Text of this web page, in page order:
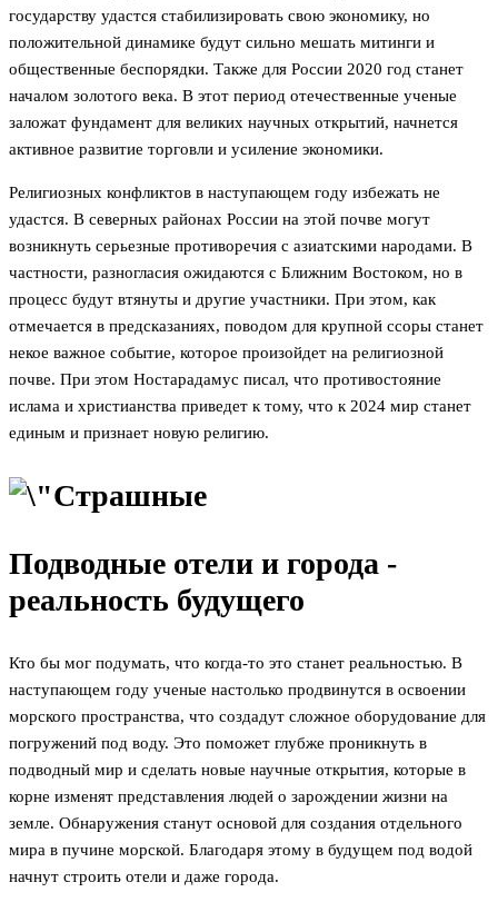
государству удастся стабилизировать свою экономику, но
положительной динамике будут сильно мешать митинги и
общественные беспорядки. Также для России 2020 год станет
началом золотого века. В этот период отечественные ученые
заложат фундамент для великих научных открытий, начнется
активное развитие торговли и усиление экономики.
Религиозных конфликтов в наступающем году избежать не
удастся. В северных районах России на этой почве могут
возникнуть серьезные противоречия с азиатскими народами. В
частности, разногласия ожидаются с Ближним Востоком, но в
процесс будут втянуты и другие участники. При этом, как
отмечается в предсказаниях, поводом для крупной ссоры станет
некое важное событие, которое произойдет на религиозной
почве. При этом Ностарадамус писал, что противостояние
ислама и христианства приведет к тому, что к 2024 мир станет
единым и признает новую религию.
Подводные отели и города -
реальность будущего
Кто бы мог подумать, что когда-то это станет реальностью. В
наступающем году ученые настолько продвинутся в освоении
морского пространства, что создадут сложное оборудование для
погружений под воду. Это поможет глубже проникнуть в
подводный мир и сделать новые научные открытия, которые в
корне изменят представления людей о зарождении жизни на
земле. Обнаружения станут основой для создания отдельного
мира в пучине морской. Благодаря этому в будущем под водой
начнут строить отели и даже города.